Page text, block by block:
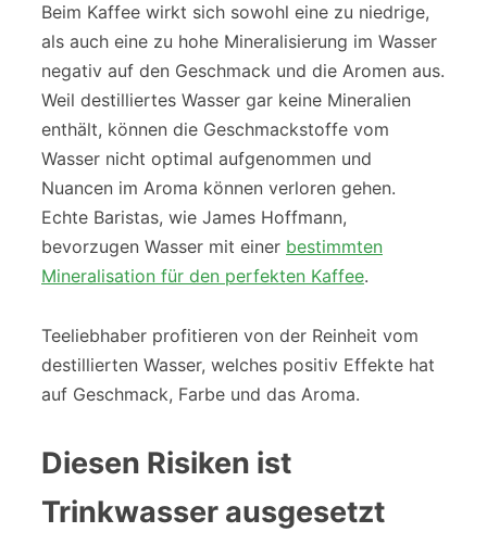
Beim Kaffee wirkt sich sowohl eine zu niedrige,
als auch eine zu hohe Mineralisierung im Wasser
negativ auf den Geschmack und die Aromen aus.
Weil destilliertes Wasser gar keine Mineralien
enthält, können die Geschmackstoffe vom
Wasser nicht optimal aufgenommen und
Nuancen im Aroma können verloren gehen.
Echte Baristas, wie James Hoffmann,
bevorzugen Wasser mit einer bestimmten
Mineralisation für den perfekten Kaffee.
Teeliebhaber profitieren von der Reinheit vom
destillierten Wasser, welches positiv Effekte hat
auf Geschmack, Farbe und das Aroma.
Diesen Risiken ist
Trinkwasser ausgesetzt